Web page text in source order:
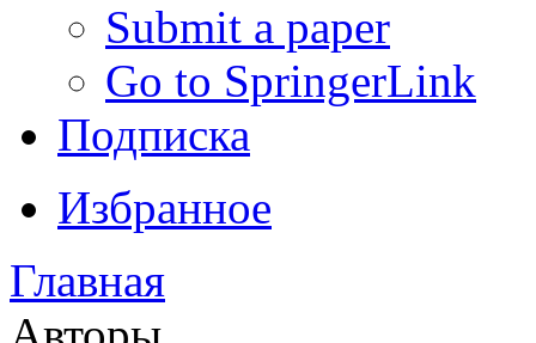
Submit a paper
Go to SpringerLink
Подписка
Избранное
Главная